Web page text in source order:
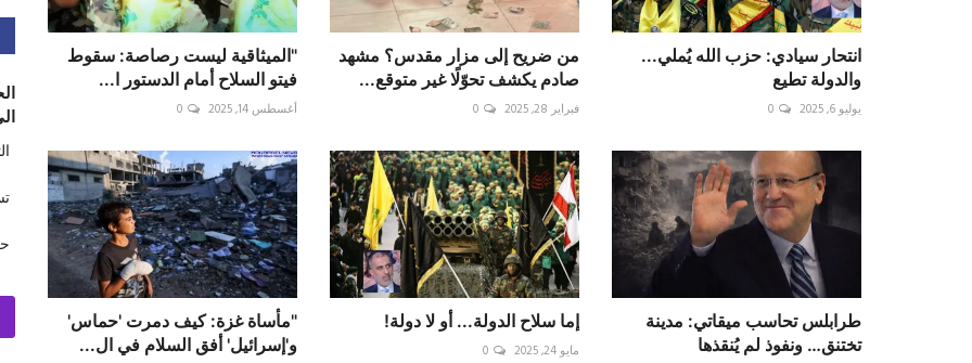
انتحار سيادي: حزب الله يُملي...
والدولة تطيع
يوليو 6, 2025 0
من ضريح إلى مزار مقدس؟ مشهد
صادم يكشف تحوّلًا غير متوقع...
فبراير 28, 2025 0
‎"الميثاقية ليست رصاصة: سقوط
فيتو السلاح أمام الدستور ا...
أغسطس 14, 2025 0
طرابلس تحاسب ميقاتي: مدينة
تختنق… ونفوذ لم يُنقذها
إما سلاح الدولة... أو لا دولة!
مايو 24, 2025 0
"مأساة غزة: كيف دمرت 'حماس'
و'إسرائيل' أفق السلام في ال...